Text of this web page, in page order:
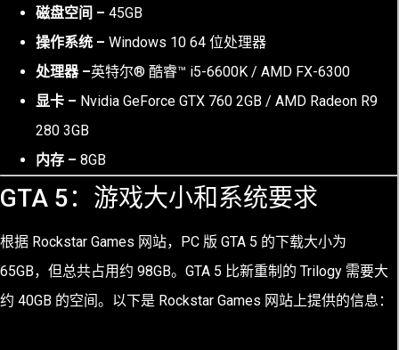
磁盘空间 – 45GB
操作系统 – Windows 10 64 位处理器
处理器 –英特尔® 酷睿™ i5-6600K / AMD FX-6300
显卡 – Nvidia GeForce GTX 760 2GB / AMD Radeon R9
280 3GB
内存 – 8GB
GTA 5：游戏大小和系统要求
根据 Rockstar Games 网站，PC 版 GTA 5 的下载大小为
65GB，但总共占用约 98GB。GTA 5 比新重制的 Trilogy 需要大
约 40GB 的空间。以下是 Rockstar Games 网站上提供的信息：